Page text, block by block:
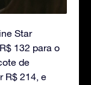
Star
132 para o
de
R$ 214, e